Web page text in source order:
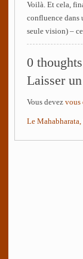
Voilà. Et cela,
confluence dans
seule vision) –
0
Laisser
Vous devez vous
Le